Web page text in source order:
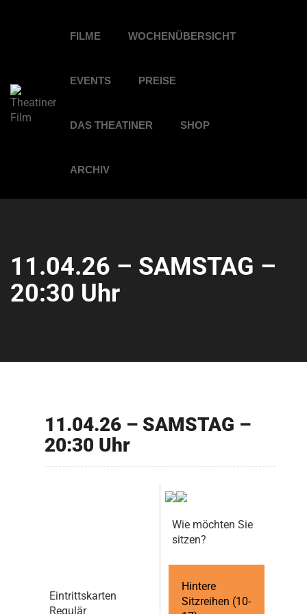
FILME WOCHENÜBERSICHT
EVENTS PREISE
DAS THEATINER SHOP
ARCHIV
11.04.26 – SAMSTAG –
20:30 Uhr
11.04.26 – SAMSTAG –
20:30 Uhr
Eintrittskarten
Regulär
Wie möchten Sie
sitzen?
Hintere
Sitzreihen (10-